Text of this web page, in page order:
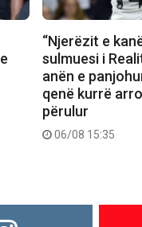
“Njerëzit e
sulmuesi i
anën e
qenë kurrë
përulur
06/08 15:35